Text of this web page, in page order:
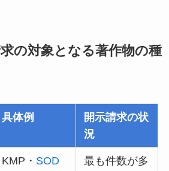
の対象となる著作物の種
具体例
開示請求の状
況
KMP・ SOD
最も件数が多